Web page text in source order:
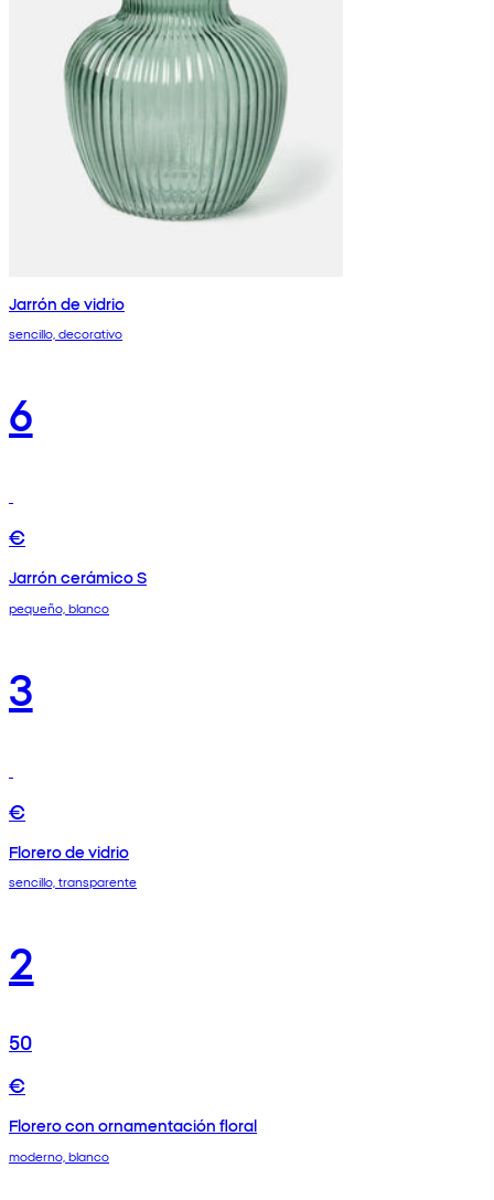
Jarrón de vidrio
sencillo, decorativo
6
€
Jarrón cerámico S
pequeño, blanco
3
€
Florero de vidrio
sencillo, transparente
2
50
€
Florero con ornamentación floral
moderno, blanco